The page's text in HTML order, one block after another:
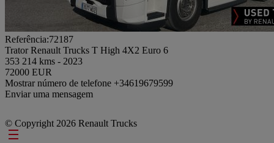
Referência:72187
Trator Renault Trucks T High 4X2 Euro 6
353 214 kms - 2023
72000 EUR
Mostrar número de telefone +34619679599
Enviar uma mensagem
© Copyright 2026 Renault Trucks
Footer